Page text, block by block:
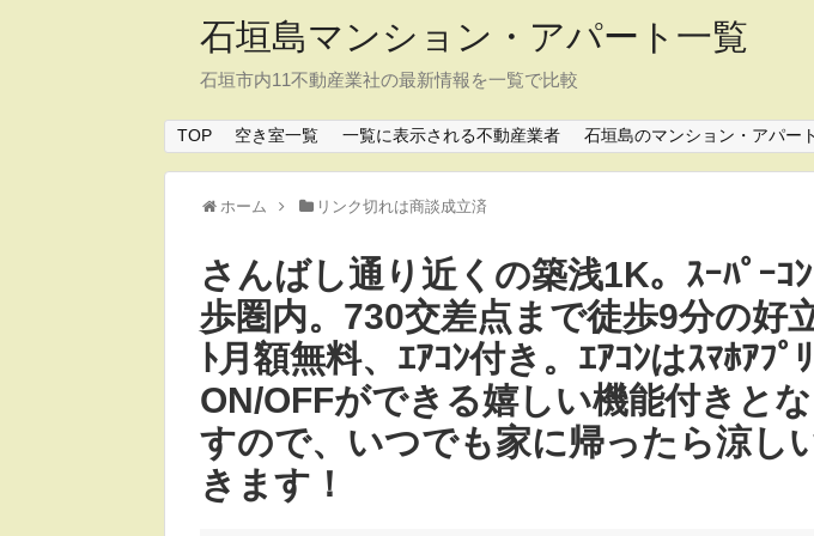
石垣島マンション・アパート一覧
石垣市内11不動産業社の最新情報を一覧で比較
TOP 空き室一覧 一覧に表示される不動産業者 石垣島のマンション・アパー
ホーム リンク切れは商談成立済
さんばし通り近くの築浅1K。ｽｰﾊﾟｰｺ
歩圏内。730交差点まで徒歩9分の好
ﾄ月額無料、ｴｱｺﾝ付き。ｴｱｺﾝはｽﾏﾎｱﾌ
ON/OFFができる嬉しい機能付きと
すので、いつでも家に帰ったら涼し
きます！